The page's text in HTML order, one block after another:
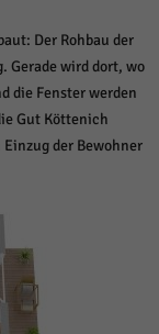
Der Rohbau der
Gerade wird dort, wo
die Fenster werden
Gut Köttenich
der Bewohner
Informationen helfen
sie Besucher